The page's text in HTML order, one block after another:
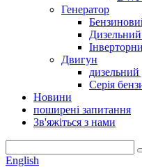
Генератор
Двигун
Серія
Новини
поширені запитання
Зв'яжіться з нами
English